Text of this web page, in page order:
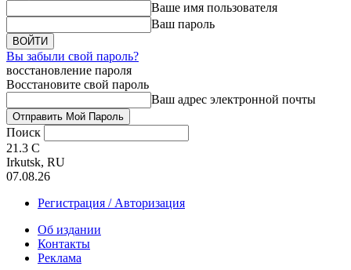
Ваше имя пользователя
Ваш пароль
Вы забыли свой пароль?
восстановление пароля
Восстановите свой пароль
Ваш адрес электронной почты
Поиск
21.3 C
Irkutsk, RU
07.08.26
Регистрация / Авторизация
Об издании
Контакты
Реклама